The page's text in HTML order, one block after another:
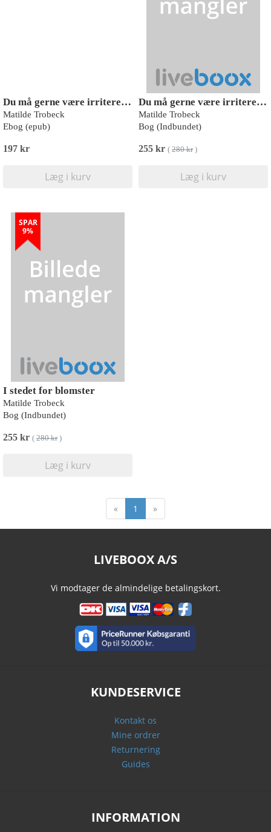
Du må gerne være irriterende
Matilde Trobeck
Ebog (epub)
197 kr
Læg i kurv
Du må gerne være irriterende
Matilde Trobeck
Bog (Indbundet)
255 kr ( 280 kr)
Læg i kurv
SPAR
9%
I stedet for blomster
Matilde Trobeck
Bog (Indbundet)
255 kr ( 280 kr)
Læg i kurv
« 1 »
LIVEBOOX A/S
Vi modtager de almindelige betalingskort.
KUNDESERVICE
Kontakt os
Mine ordrer
Returnering
Guides
INFORMATION